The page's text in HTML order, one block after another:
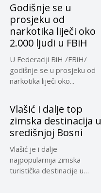
Godišnje se u
prosjeku od
narkotika liječi oko
2.000 ljudi u FBiH
U Federaciji BiH /FBiH/
godišnje se u prosjeku od
narkotika liječi oko...
Vlašić i dalje top
zimska destinacija u
središnjoj Bosni
Vlašić je i dalje
najpopularnija zimska
turistička destinacije u